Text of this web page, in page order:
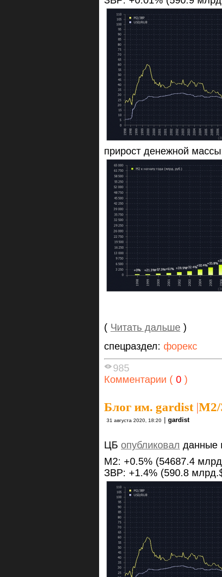
прирост денежной
( Читать дальше )
спецраздел: форекс
985
Комментарии ( 0 )
Блог им. gardist|М2/
31 августа 2020, 18:20 gardist
ЦБ опубликовал данные
M2: +0.5% (54687.4
ЗВР: +1.4% (590.8